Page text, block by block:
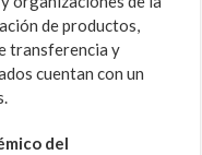
de productos,
transferencia y
cuentan con un
del